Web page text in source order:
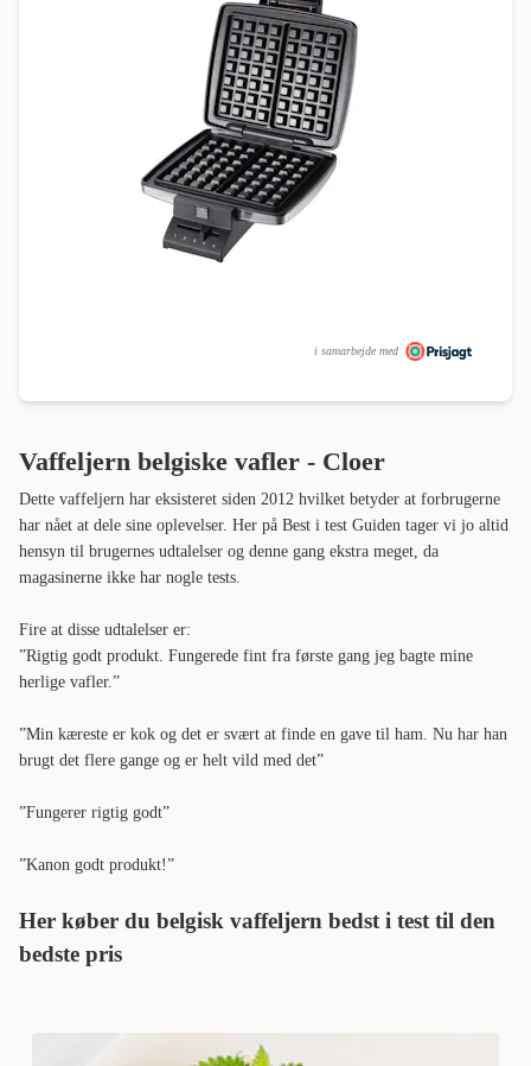
i samarbejde med
Vaffeljern belgiske vafler - Cloer
Dette vaffeljern har eksisteret siden 2012 hvilket betyder at forbrugerne
har nået at dele sine oplevelser. Her på Best i test Guiden tager vi jo altid
hensyn til brugernes udtalelser og denne gang ekstra meget, da
magasinerne ikke har nogle tests.
Fire at disse udtalelser er:
”Rigtig godt produkt. Fungerede fint fra første gang jeg bagte mine
herlige vafler.”
”Min kæreste er kok og det er svært at finde en gave til ham. Nu har han
brugt det flere gange og er helt vild med det”
”Fungerer rigtig godt”
”Kanon godt produkt!”
Her køber du belgisk vaffeljern bedst i test til den
bedste pris